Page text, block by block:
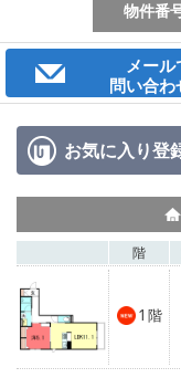
物件番
メール
問い合わ
お気に入り登
階
1 階